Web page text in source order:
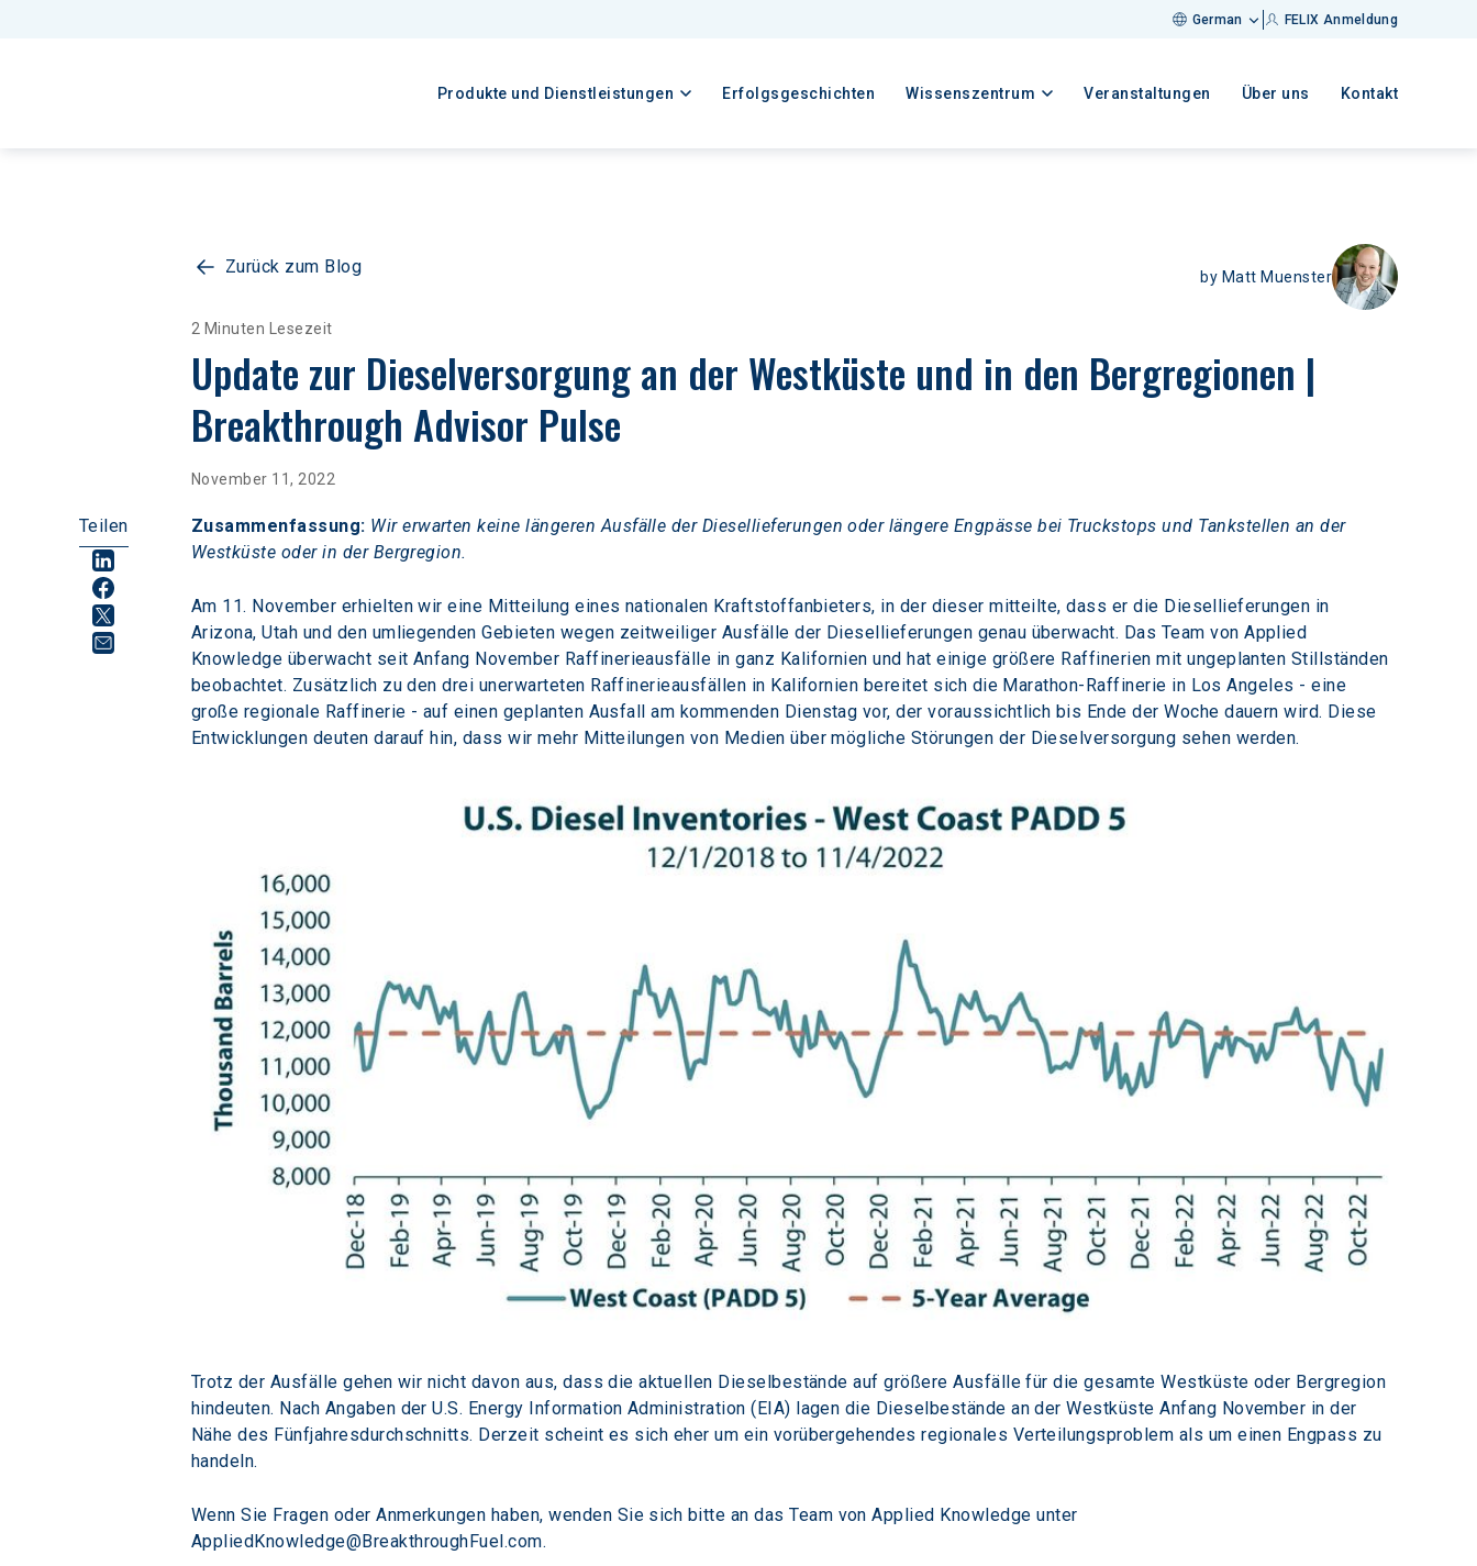
German FELIX Anmeldung
Produkte und Dienstleistungen Erfolgsgeschichten Wissenszentrum Veranstaltungen Über uns Kontakt
Zurück zum Blog by Matt Muenster
2 Minuten Lesezeit
Update zur Dieselversorgung an der Westküste und in den Bergregionen |
Breakthrough Advisor Pulse
November 11, 2022
Teilen Zusammenfassung: Wir erwarten keine längeren Ausfälle der Diesellieferungen oder längere Engpässe bei Truckstops und Tankstellen an der
Westküste oder in der Bergregion.
Am 11. November erhielten wir eine Mitteilung eines nationalen Kraftstoffanbieters, in der dieser mitteilte, dass er die Diesellieferungen in
Arizona, Utah und den umliegenden Gebieten wegen zeitweiliger Ausfälle der Diesellieferungen genau überwacht. Das Team von Applied
Knowledge überwacht seit Anfang November Raffinerieausfälle in ganz Kalifornien und hat einige größere Raffinerien mit ungeplanten Stillständen
beobachtet. Zusätzlich zu den drei unerwarteten Raffinerieausfällen in Kalifornien bereitet sich die Marathon-Raffinerie in Los Angeles - eine
große regionale Raffinerie - auf einen geplanten Ausfall am kommenden Dienstag vor, der voraussichtlich bis Ende der Woche dauern wird. Diese
Entwicklungen deuten darauf hin, dass wir mehr Mitteilungen von Medien über mögliche Störungen der Dieselversorgung sehen werden.
Trotz der Ausfälle gehen wir nicht davon aus, dass die aktuellen Dieselbestände auf größere Ausfälle für die gesamte Westküste oder Bergregion
hindeuten. Nach Angaben der U.S. Energy Information Administration (EIA) lagen die Dieselbestände an der Westküste Anfang November in der
Nähe des Fünfjahresdurchschnitts. Derzeit scheint es sich eher um ein vorübergehendes regionales Verteilungsproblem als um einen Engpass zu
handeln.
Wenn Sie Fragen oder Anmerkungen haben, wenden Sie sich bitte an das Team von Applied Knowledge unter
AppliedKnowledge@BreakthroughFuel.com.